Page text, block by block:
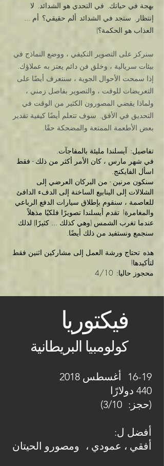
بهجة في حياتك. في التحدي هو الشدائد. لا
إنتظار. ستجد في الشدائد ألم حقيقي؟ أم ...
العذاب هو الحكمة؟)
سنركز على التصوير التكيفي ، ووضع النماذج في
بيئات سريالية ، وخلق فن دائم يعتز به عملاؤك.
إذا سمحت الأحوال الجوية ، سنتعرف أيضًا على
التعريضات للوقت ، والتصوير بفاصل زمني ،
ولماذا يقضي المصورون الكثير من الوقت في
التحديق في الأفق. سوف تتعلم أيضًا كيفية تقدير
بعض الأطعمة الممتعة والمضحكة حقًا.
تفاصيل: آيسلندا مليئة بالمفاجآت.
في شهر مارس ، كان الأمر أكثر من ذلك - فقط
اسأل الفايكنج.
سنكون مرنين - من البركان العرضي إلى
الشلالات إلى الينابيع الساخنة إلى الدفء الدافئ
للعاصمة ، سنقوم بإطلاق سيارات الدفع الرباعي
والمغامرة! تقدم أيسلندا تصويرًا فلكيًا مذهلاً
عندما تغرب الشمس (وهي كذلك ... كثيرًا) لذلك
سنجمع ونستفيد من ذلك أيضًا.
هذه تحتاج ورشة العمل إلى مشاركين اثنين فقط
لتأكيدها!
محجوز حاليا: 4/10
فيكتوريا
كولومبيا البريطانية
16-19
أغسطس 2018
440 دولارًا
(حجز: 3/10)
أفضل ل:
أفقي ، عمودي ،
ومصورو الحيتان